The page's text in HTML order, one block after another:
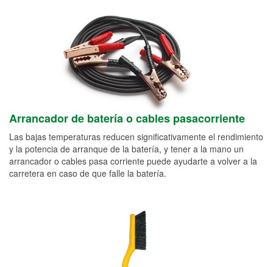
Arrancador de batería o cables pasacorriente
Las bajas temperaturas reducen significativamente el rendimiento
y la potencia de arranque de la batería, y tener a la mano un
arrancador o cables pasa corriente puede ayudarte a volver a la
carretera en caso de que falle la batería.